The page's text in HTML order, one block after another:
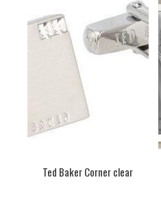
Ted Baker Corner clear